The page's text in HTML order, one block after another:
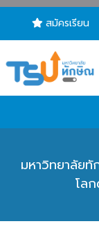
สมัครเรียน
มหาวิทยาลัย
โล